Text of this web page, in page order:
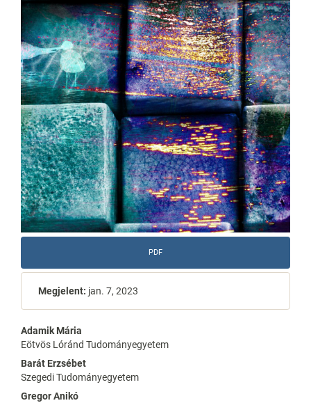
PDF
Megjelent: jan. 7, 2023
Main
Article
Content
Adamik Mária
Eötvös Lóránd Tudományegyetem
Barát Erzsébet
Szegedi Tudományegyetem
Gregor Anikó